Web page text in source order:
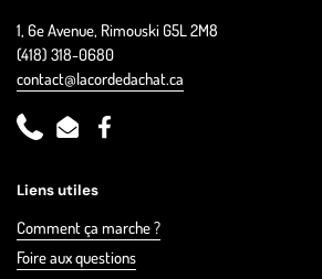
1, 6e Avenue, Rimouski G5L 2M8
(418) 318-0680
contact@lacordedachat.ca
PhoneEmailFacebook
Liens utiles
Comment ça marche ?
Foire aux questions